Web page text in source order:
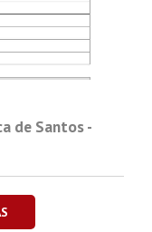
de Santos -